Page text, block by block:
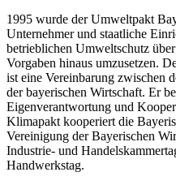
1995 wurde der Umweltpakt
Unternehmer und staatliche
betrieblichen Umweltschutz
Vorgaben hinaus umzusetzen.
ist eine Vereinbarung zwischen
der bayerischen Wirtschaft. Er
Eigenverantwortung und
Klimapakt kooperiert die
Vereinigung der Bayerischen
Industrie- und
Handwerkstag.